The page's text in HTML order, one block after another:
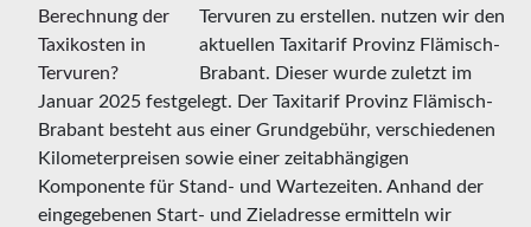
Tervuren zu erstellen. nutzen wir den
aktuellen Taxitarif Provinz Flämisch-
Brabant. Dieser wurde zuletzt im
Januar 2025 festgelegt. Der Taxitarif Provinz Flämisch-
Brabant besteht aus einer Grundgebühr, verschiedenen
Kilometerpreisen sowie einer zeitabhängigen
Komponente für Stand- und Wartezeiten. Anhand der
eingegebenen Start- und Zieladresse ermitteln wir